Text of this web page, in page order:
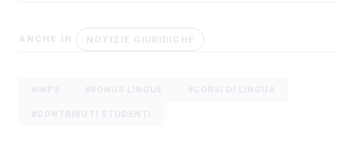
ANCHE IN NOTIZIE GIURIDICHE